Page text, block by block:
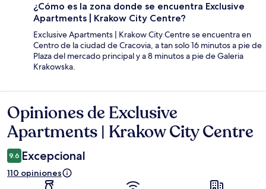
¿Cómo es la zona donde se encuentra Exclusive
Apartments | Krakow City Centre?
Exclusive Apartments | Krakow City Centre se encuentra en
Centro de la ciudad de Cracovia, a tan solo 16 minutos a pie de
Plaza del mercado principal y a 8 minutos a pie de Galeria
Krakowska.
Opiniones
Opiniones de Exclusive
Apartments | Krakow City Centre
9.6 Excepcional
110 opiniones